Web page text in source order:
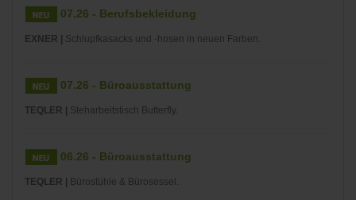
07.26 - Berufsbekleidung
EXNER | Schlupfkasacks und -hosen in neuen Farben.
07.26 - Büroausstattung
TEQLER | Steharbeitstisch Butterfly.
06.26 - Büroausstattung
TEQLER | Bürostühle & Bürosessel.